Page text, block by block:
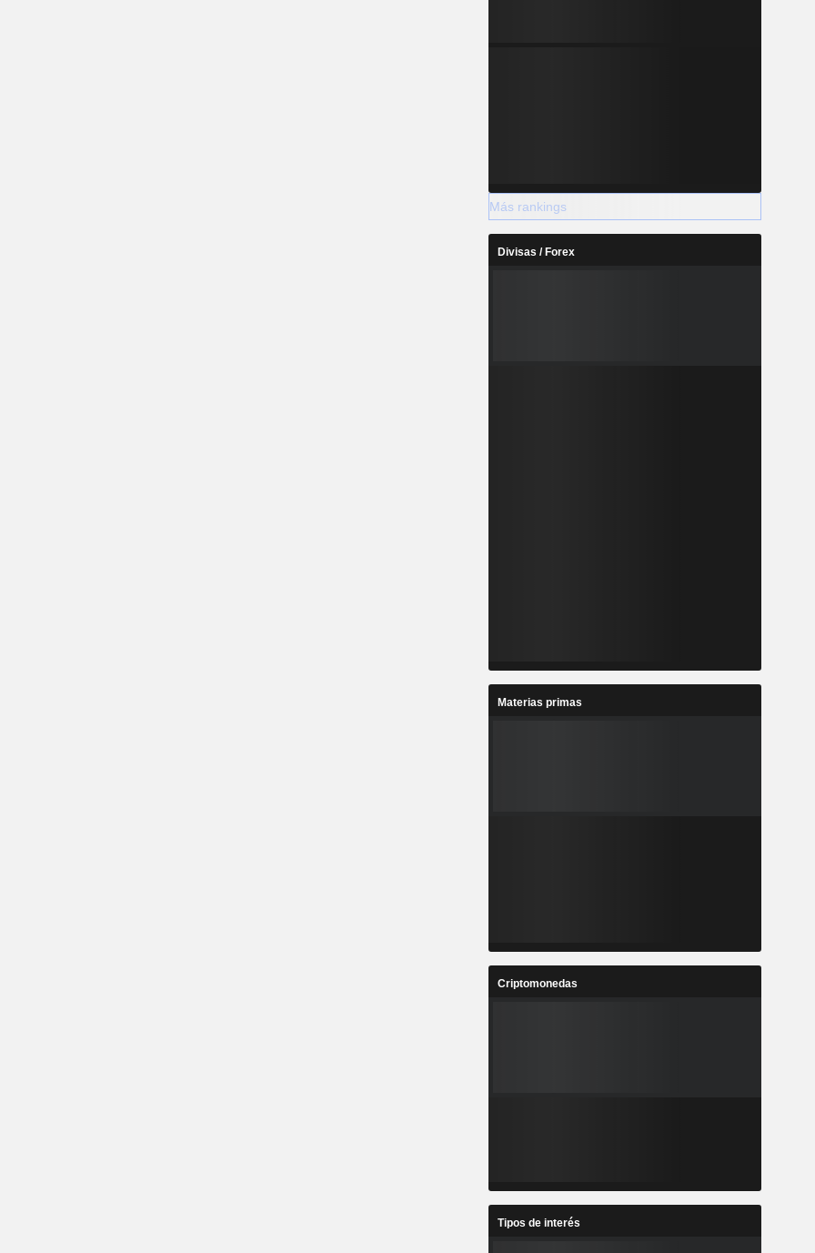
Más rankings
Divisas / Forex
Materias primas
Criptomonedas
Tipos de interés